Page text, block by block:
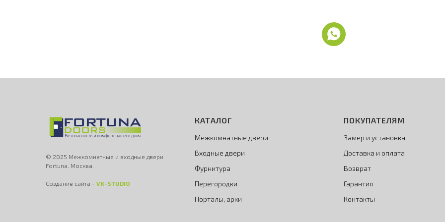
© 2025 Межкомнатные и входные двери
Fortuna. Москва.
Создание сайта - VK-STUDIO
КАТАЛОГ
Межкомнатные двери
Входные двери
Фурнитура
Перегородки
Порталы, арки
ПОКУПАТЕЛЯМ
Замер и установка
Доставка и оплата
Возврат
Гарантия
Контакты